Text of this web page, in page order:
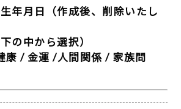
年月日
（作成後、削除いたし
下の中から選択）
康 / 金運 /人間関係 / 家族問